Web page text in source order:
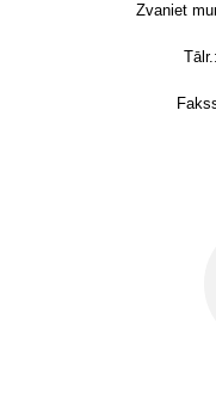
Zvaniet